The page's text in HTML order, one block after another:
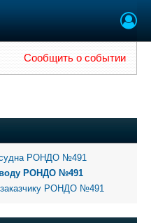
Сообщить о событии
судна РОНДО №491
РОНДО №491
заказчику РОНДО №491